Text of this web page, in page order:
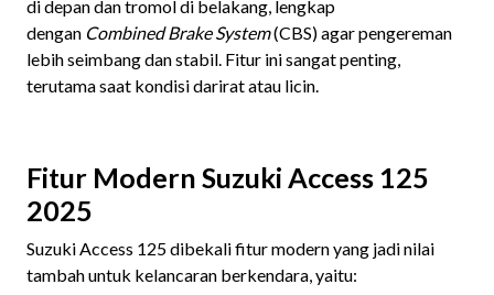
di depan dan tromol di belakang, lengkap
dengan Combined Brake System(CBS) agar pengereman
lebih seimbang dan stabil. Fitur ini sangat penting,
terutama saat kondisi darirat atau licin.
Fitur Modern Suzuki Access 125
2025
Suzuki Access 125 dibekali fitur modern yang jadi nilai
tambah untuk kelancaran berkendara, yaitu: